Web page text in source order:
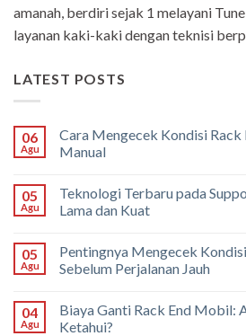
amanah, berdiri sejak 1 melayani
layanan kaki-kaki dengan teknisi
LATEST POSTS
06
Agu
Cara Mengecek Kondisi Rack
Manual
05
Agu
Teknologi Terbaru pada
Lama dan Kuat
05
Agu
Pentingnya Mengecek
Sebelum Perjalanan Jauh
04
Agu
Biaya Ganti Rack End Mobil:
Ketahui?